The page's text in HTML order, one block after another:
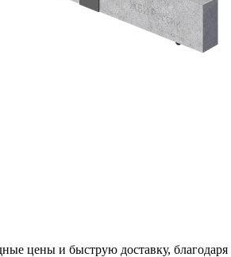
цены и быструю доставку,